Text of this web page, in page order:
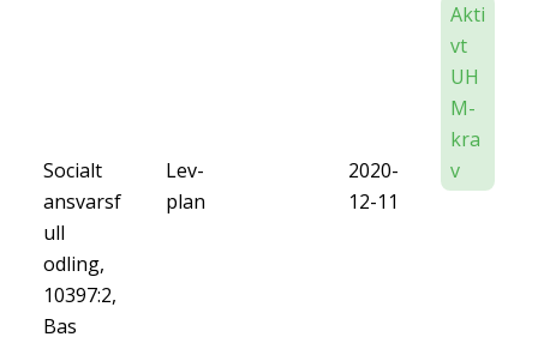
Socialt
ansvarsf
ull
odling,
10397:2,
Bas
Lev-
plan
2020-
12-11
Akti
vt
UH
M-
kra
v